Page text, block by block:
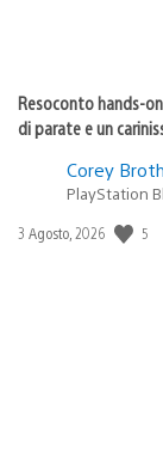
Resoconto hands-
di parate e un
Corey
PlayStation
Data
3 Agosto, 2026 5